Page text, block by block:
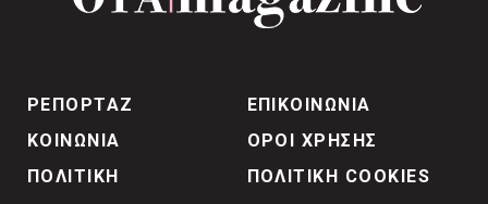
ΡΕΠΟΡΤΑΖ
ΚΟΙΝΩΝΙΑ
ΠΟΛΙΤΙΚΗ
ΕΠΙΚΟΙΝΩΝΙΑ
ΟΡΟΙ ΧΡΗΣΗΣ
ΠΟΛΙΤΙΚΗ COOKIES